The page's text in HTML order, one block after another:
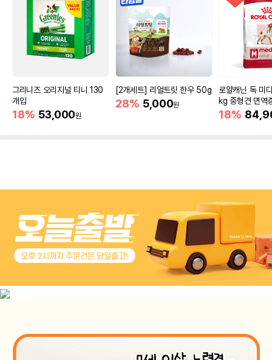
그리니즈 오리지널 티니 130
개입
18% 53,000원
[2개세트] 리얼트릿 한우 50g
28% 5,000원
로얄캐닌 독 미
kg 중형견 면역
18%